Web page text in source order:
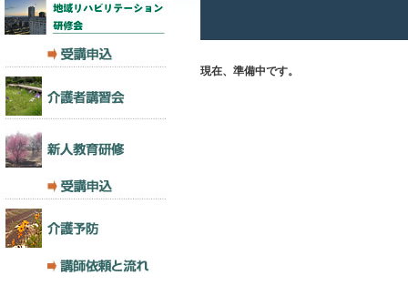
現在、準備中です。